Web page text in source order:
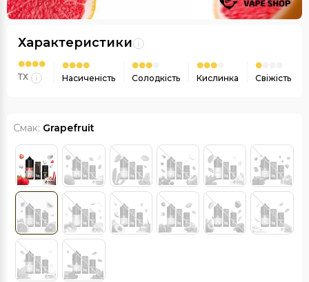
Характеристики
ТХ Насиченість Солодкість Кислинка Свіжість
Смак: Grapefruit